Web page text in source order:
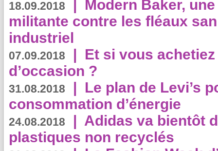
18.09.2018 | Modern Baker,
militante contre les fléaux
industriel
07.09.2018 | Et si vous
d’occasion ?
31.08.2018 | Le plan de Levi’s
consommation d’énergie
24.08.2018 | Adidas va bientôt
plastiques non recyclés